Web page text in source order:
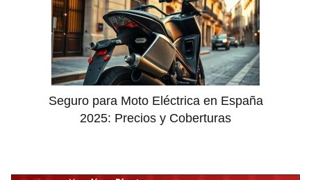
Seguro para Moto Eléctrica en España
2025: Precios y Coberturas